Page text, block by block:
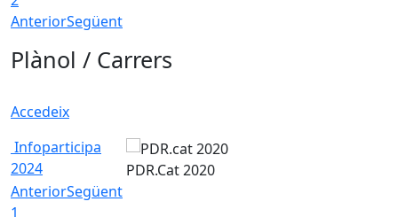
AnteriorSegüent
Plànol / Carrers
Accedeix
Infoparticipa
2024
PDR.Cat 2020
AnteriorSegüent
1